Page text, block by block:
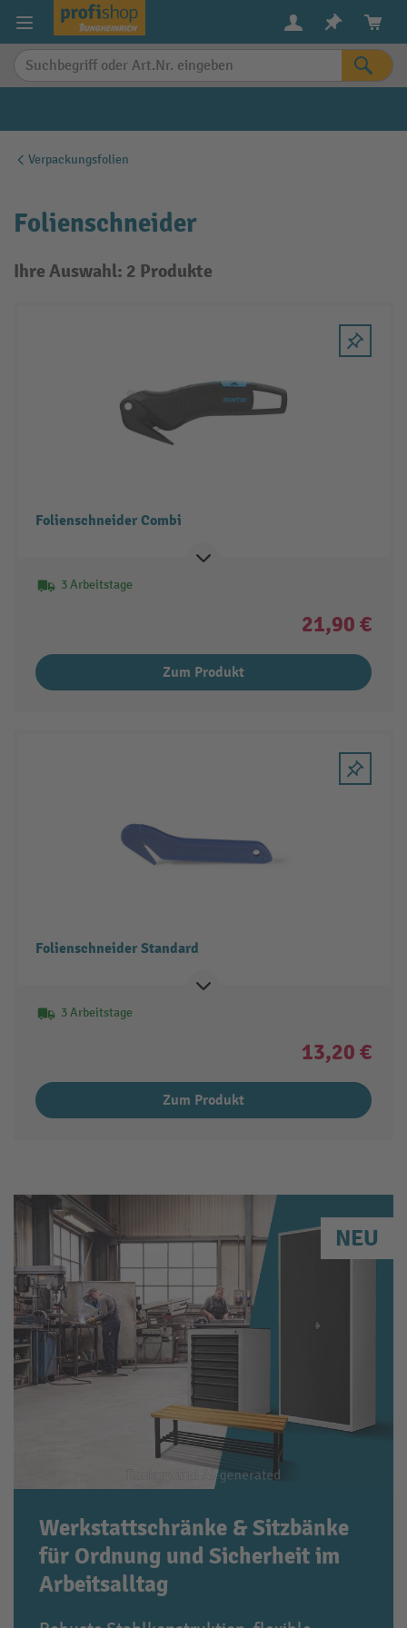
springen
Verpackungsfolien
Folienschneider
Ihre Auswahl: 2 Produkte
Folienschneider Combi
3 Arbeitstage
21,90 €
Zum Produkt
Folienschneider Standard
3 Arbeitstage
13,20 €
Zum Produkt
NEU
Werkstattschränke & Sitzbänke
für Ordnung und Sicherheit im
Arbeitsalltag